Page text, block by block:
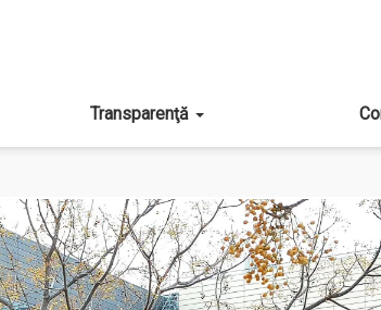
Transparenţă